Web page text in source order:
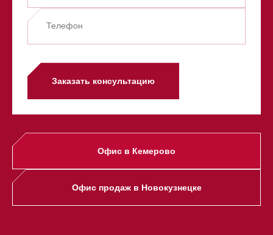
Заказать консультацию
Офис в Кемерово
Офис продаж в Новокузнецке